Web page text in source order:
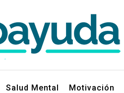
Salud Mental Motivación